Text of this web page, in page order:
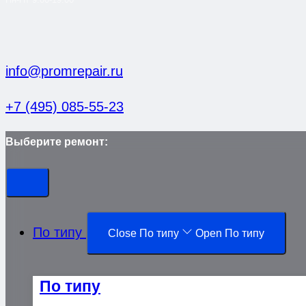
info@promrepair.ru
+7 (495) 085-55-23
Выберите ремонт:
По типу Close По типу Open По типу
По типу